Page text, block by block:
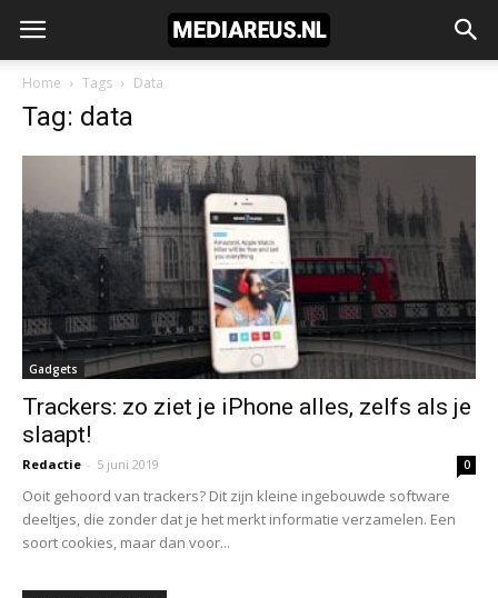
Home Tags Data
Tag: data
Gadgets
Trackers: zo ziet je iPhone alles, zelfs als je
slaapt!
Redactie - 5 juni 2019 0
Ooit gehoord van trackers? Dit zijn kleine ingebouwde software
deeltjes, die zonder dat je het merkt informatie verzamelen. Een
soort cookies, maar dan voor...